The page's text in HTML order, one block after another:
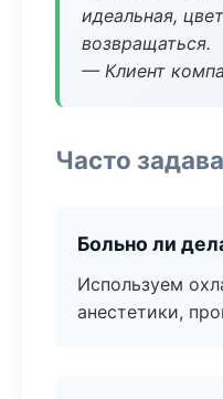
идеальная,
возвращаться.
— Клиент
Часто
Больно ли
Используем
анестетики,